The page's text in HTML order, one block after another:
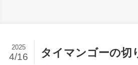
タイマンゴーの切
2025
4/16